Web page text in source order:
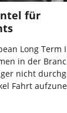
für
Long Term
in der
nicht
Fahrt